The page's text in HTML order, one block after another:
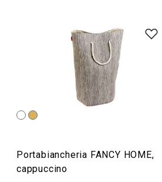
TESCOMA HOME
Servire in tavola
Preparazione degli alimenti
Portabiancheria FANCY HOME,
cappuccino